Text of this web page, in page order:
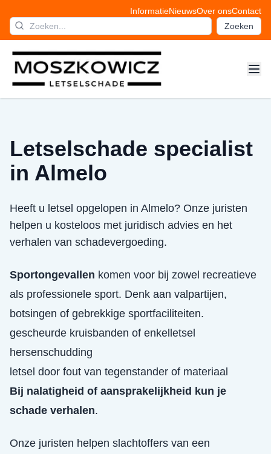
InformatieNieuwsOver onsContact
Zoeken
Letselschade specialist
in Almelo
Heeft u letsel opgelopen in Almelo? Onze juristen
helpen u kosteloos met juridisch advies en het
verhalen van schadevergoeding.
Sportongevallen komen voor bij zowel recreatieve
als professionele sport. Denk aan valpartijen,
botsingen of gebrekkige sportfaciliteiten.
gescheurde kruisbanden of enkelletsel
hersenschudding
letsel door fout van tegenstander of materiaal
Bij nalatigheid of aansprakelijkheid kun je
schade verhalen.
Onze juristen helpen slachtoffers van een